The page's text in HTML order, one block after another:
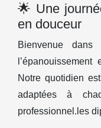
🌟 Une
en douceur
Bienvenue
Notre quotidien
adaptées à
professionnel.les